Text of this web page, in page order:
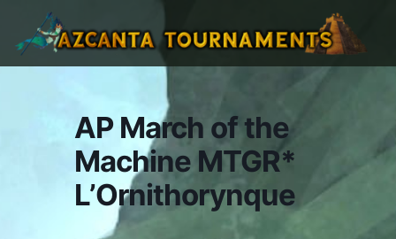
AP March of the
Machine MTGR*
L’Ornithorynque